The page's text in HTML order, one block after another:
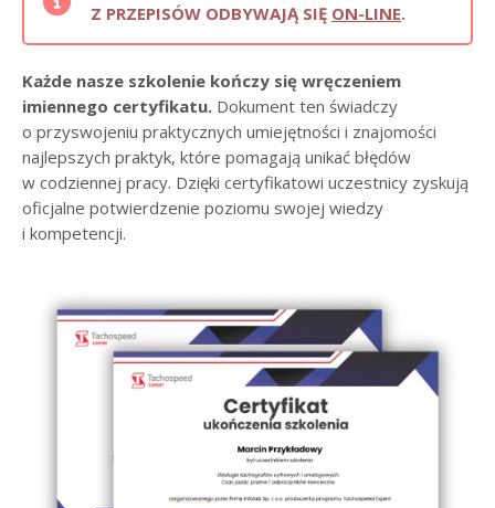
Z PRZEPISÓW ODBYWAJĄ SIĘ ON-LINE.
Każde nasze szkolenie kończy się wręczeniem
imiennego certyfikatu. Dokument ten świadczy
o przyswojeniu praktycznych umiejętności i znajomości
najlepszych praktyk, które pomagają unikać błędów
w codziennej pracy. Dzięki certyfikatowi uczestnicy zyskują
oficjalne potwierdzenie poziomu swojej wiedzy
i kompetencji.